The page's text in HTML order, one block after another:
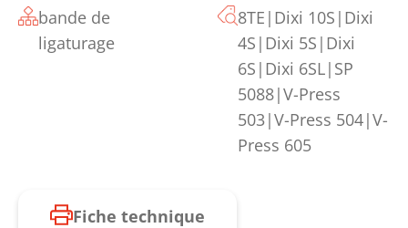
bande de
ligaturage
8TE|Dixi 10S|Dixi
4S|Dixi 5S|Dixi
6S|Dixi 6SL|SP
5088|V-Press
503|V-Press 504|V-
Press 605
Fiche technique